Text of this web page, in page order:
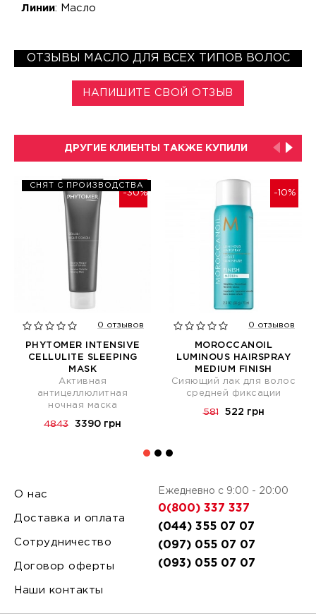
Линии: Масло
ОТЗЫВЫ МАСЛО ДЛЯ ВСЕХ ТИПОВ ВОЛОС
НАПИШИТЕ СВОЙ ОТЗЫВ
ДРУГИЕ КЛИЕНТЫ ТАКЖЕ КУПИЛИ
-30%
СНЯТ С ПРОИЗВОДСТВА
0 отзывов
PHYTOMER INTENSIVE
CELLULITE SLEEPING
MASK
Активная
антицеллюлитная
ночная маска
4843 3390 грн
-10%
0 отзывов
MOROCCANOIL
LUMINOUS HAIRSPRAY
MEDIUM FINISH
Сияющий лак для волос
средней фиксации
581 522 грн
О нас
Доставка и оплата
Сотрудничество
Договор оферты
Наши контакты
Ежедневно с 9:00 - 20:00
0(800) 337 337
(044) 355 07 07
(097) 055 07 07
(093) 055 07 07